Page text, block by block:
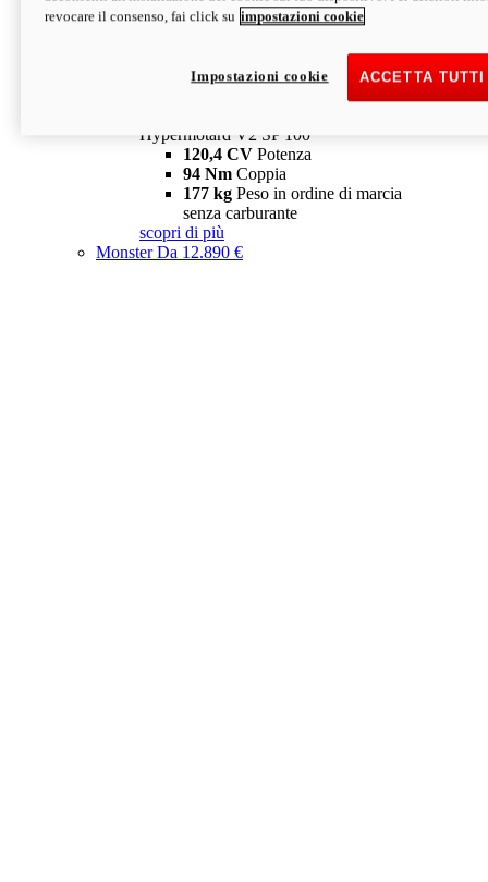
senza carburante
Depotenziata 35 kW: 18.890 € i
configura scopri di più
Hypermotard V2 SP 100
120,4 CV Potenza
94 Nm Coppia
177 kg Peso in ordine di marcia
senza carburante
scopri di più
MonsterDa 12.890 €
revocare il consenso, fai click su impostazioni cookie
ACCETTA
Impostazioni cookie